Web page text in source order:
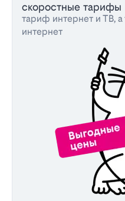
скоростные тарифы
тариф интернет и ТВ,
интернет